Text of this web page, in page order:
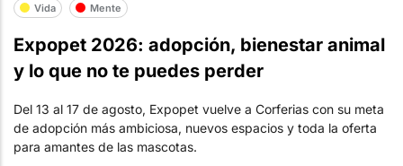
Vida Mente
Expopet 2026: adopción, bienestar animal
y lo que no te puedes perder
Del 13 al 17 de agosto, Expopet vuelve a Corferias con su meta
de adopción más ambiciosa, nuevos espacios y toda la oferta
para amantes de las mascotas.